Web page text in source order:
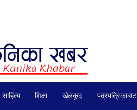
साहित्य शिक्षा खेलकुद पत्रपत्रिकाबाट